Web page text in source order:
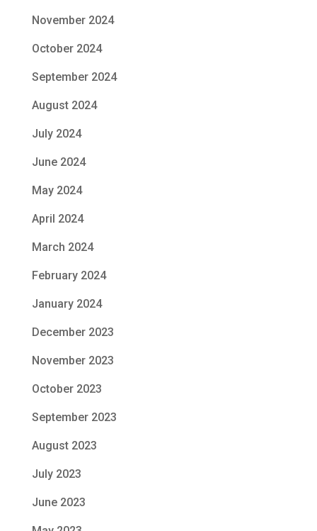
November 2024
October 2024
September 2024
August 2024
July 2024
June 2024
May 2024
April 2024
March 2024
February 2024
January 2024
December 2023
November 2023
October 2023
September 2023
August 2023
July 2023
June 2023